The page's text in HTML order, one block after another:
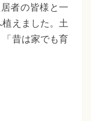
者の皆様と一
えました。土
昔は家でも育
む